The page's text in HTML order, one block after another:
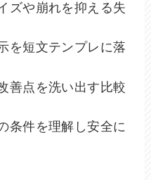
ズや崩れを抑える失
を短文テンプレに落
善点を洗い出す比較
条件を理解し安全に